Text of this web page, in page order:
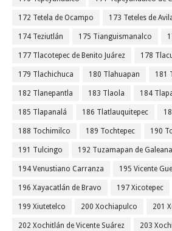
172 Tetela de Ocampo 173 Teteles de
174 Teziutlán 175 Tianguismanalco
177 Tlacotepec de Benito Juárez 178
179 Tlachichuca 180 Tlahuapan 181
182 Tlanepantla 183 Tlaola 184
185 Tlapanalá 186 Tlatlauquitepec
188 Tochimilco 189 Tochtepec 190
191 Tulcingo 192 Tuzamapan de Galeana
194 Venustiano Carranza 195 Vicente
196 Xayacatlán de Bravo 197 Xicotepec
199 Xiutetelco 200 Xochiapulco 201
202 Xochitlán de Vicente Suárez 203